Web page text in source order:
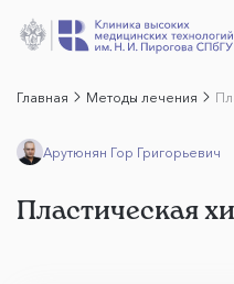
Главная Методы лечения
Арутюнян Гор Григорьевич
Пластическая